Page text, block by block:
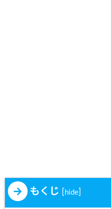
もくじ hide